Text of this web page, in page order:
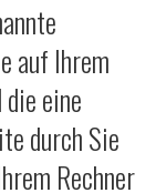
auf Ihrem
eine
durch Sie
Rechner